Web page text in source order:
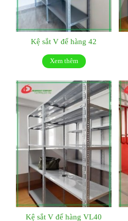
Kệ sắt V để hàng 42
Xem thêm
Kệ sắt V để hàng VL40